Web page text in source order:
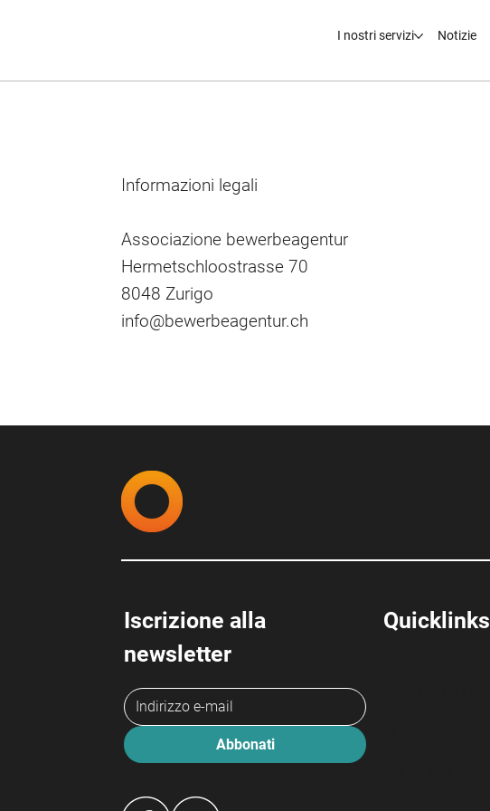
I nostri servizi Notizie
Informazioni legali
Associazione bewerbeagentur
Hermetschloostrasse 70
8048 Zurigo
info@bewerbeagentur.ch
Quicklinks
Iscrizione alla
newsletter
Abbonati